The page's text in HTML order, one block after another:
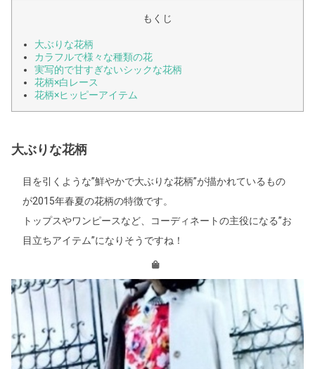
もくじ
大ぶりな花柄
カラフルで様々な種類の花
実写的で甘すぎないシックな花柄
花柄×白レース
花柄×ヒッピーアイテム
大ぶりな花柄
目を引くような”鮮やかで大ぶりな花柄”が描かれているもの
が2015年春夏の花柄の特徴です。
トップスやワンピースなど、コーディネートの主役になる”お
目立ちアイテム”になりそうですね！